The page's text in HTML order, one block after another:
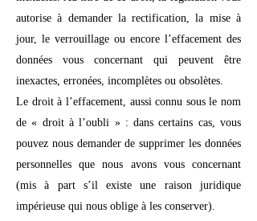
autorise à demander la rectification, la mise à
jour, le verrouillage ou encore l’effacement des
données vous concernant qui peuvent être
inexactes, erronées, incomplètes ou obsolètes.
Le droit à l’effacement, aussi connu sous le nom
de « droit à l’oubli » : dans certains cas, vous
pouvez nous demander de supprimer les données
personnelles que nous avons vous concernant
(mis à part s’il existe une raison juridique
impérieuse qui nous oblige à les conserver).